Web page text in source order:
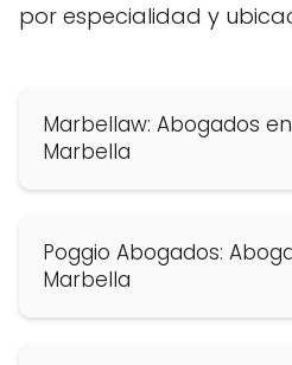
por especialidad y
Marbellaw: Abogados en
Marbella
Poggio Abogados:
Marbella